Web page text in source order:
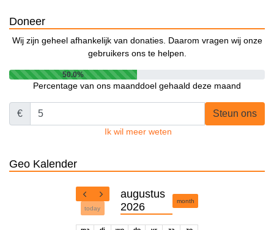
Doneer
Wij zijn geheel afhankelijk van donaties. Daarom vragen wij onze
gebruikers ons te helpen.
50.0%
Percentage van ons maanddoel gehaald deze maand
€ Steun ons
Ik wil meer weten
Geo Kalender
today
augustus
2026
month